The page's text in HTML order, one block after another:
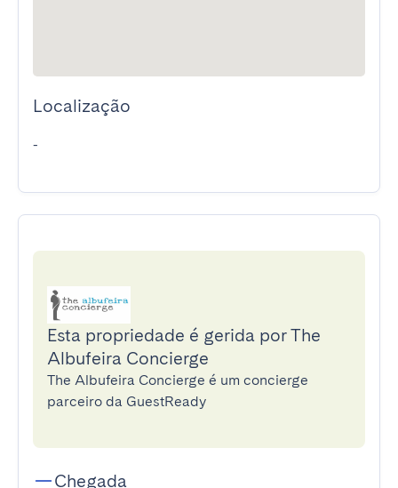
Localização
-
Esta propriedade é gerida por The
Albufeira Concierge
The Albufeira Concierge é um concierge
parceiro da GuestReady
Chegada